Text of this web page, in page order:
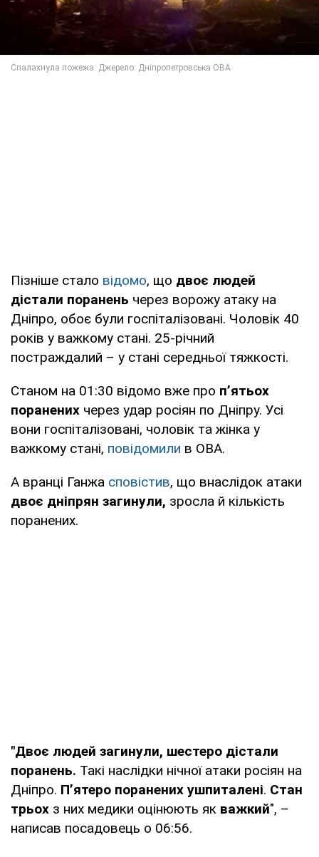
Пізніше стало відомо, що двоє людей
дістали поранень через ворожу атаку на
Дніпро, обоє були госпіталізовані. Чоловік 40
років у важкому стані. 25-річний
постраждалий – у стані середньої тяжкості.
Станом на 01:30 відомо вже про пʼятьох
поранених через удар росіян по Дніпру. Усі
вони госпіталізовані, чоловік та жінка у
важкому стані, повідомили в ОВА.
А вранці Ганжа сповістив, що внаслідок атаки
двоє дніпрян загинули, зросла й кількість
поранених.
"Двоє людей загинули, шестеро дістали
поранень. Такі наслідки нічної атаки росіян на
Дніпро. Пʼятеро поранених ушпиталені. Стан
трьох з них медики оцінюють як важкий", –
написав посадовець о 06:56.